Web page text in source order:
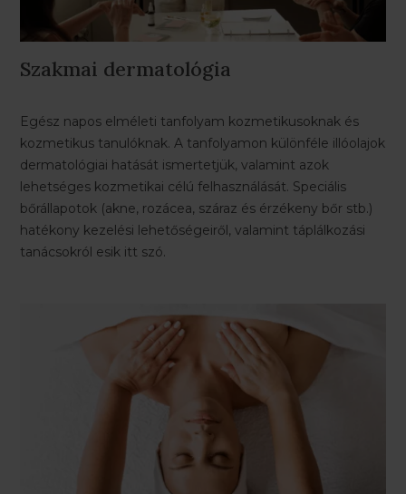
Szakmai dermatológia
Egész napos elméleti tanfolyam kozmetikusoknak és
kozmetikus tanulóknak. A tanfolyamon különféle illóolajok
dermatológiai hatását ismertetjük, valamint azok
lehetséges kozmetikai célú felhasználását. Speciális
bőrállapotok (akne, rozácea, száraz és érzékeny bőr stb.)
hatékony kezelési lehetőségeiről, valamint táplálkozási
tanácsokról esik itt szó.